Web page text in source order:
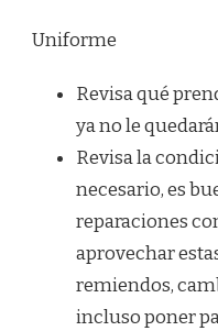
Uniforme
Revisa qué
ya no le
Revisa la
necesario, es
reparaciones
aprovechar
remiendos,
incluso poner